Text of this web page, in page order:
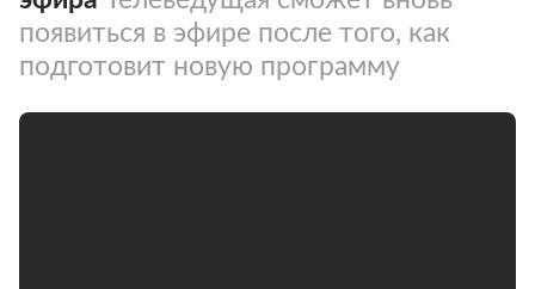
появиться в эфире после того, как
подготовит новую программу